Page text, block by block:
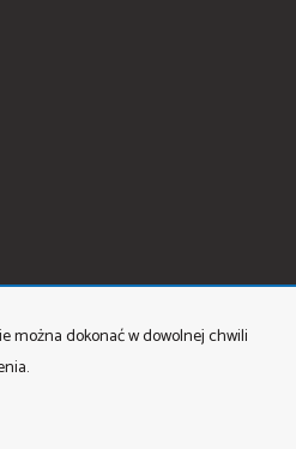
można dokonać w dowolnej chwili